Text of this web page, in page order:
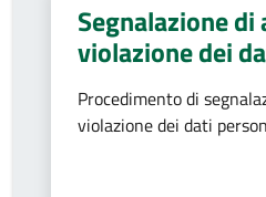
Segnalazione
violazione dei
Procedimento di
violazione dei dati